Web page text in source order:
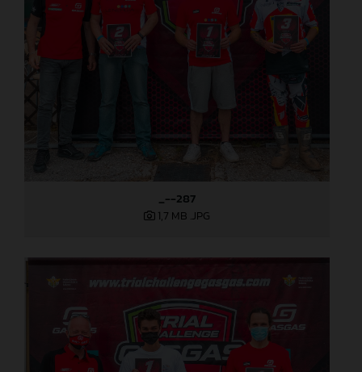
_--287
1,7 MB .JPG